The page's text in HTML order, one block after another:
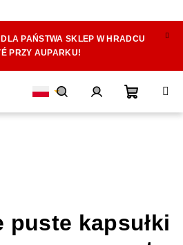
PAŃSTWA SKLEP W HRADCU
PRZY AUPARKU!
SzukajZalogujKoszyk
puste kapsułki